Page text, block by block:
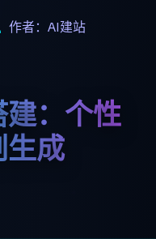
作者：AI建站
：个性
生成